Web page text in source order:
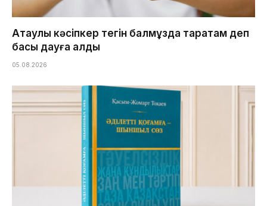
Ақтаулық кәсіпкер тегін балмұздақ таратам деп
басы дауға қалды
05.08.2026